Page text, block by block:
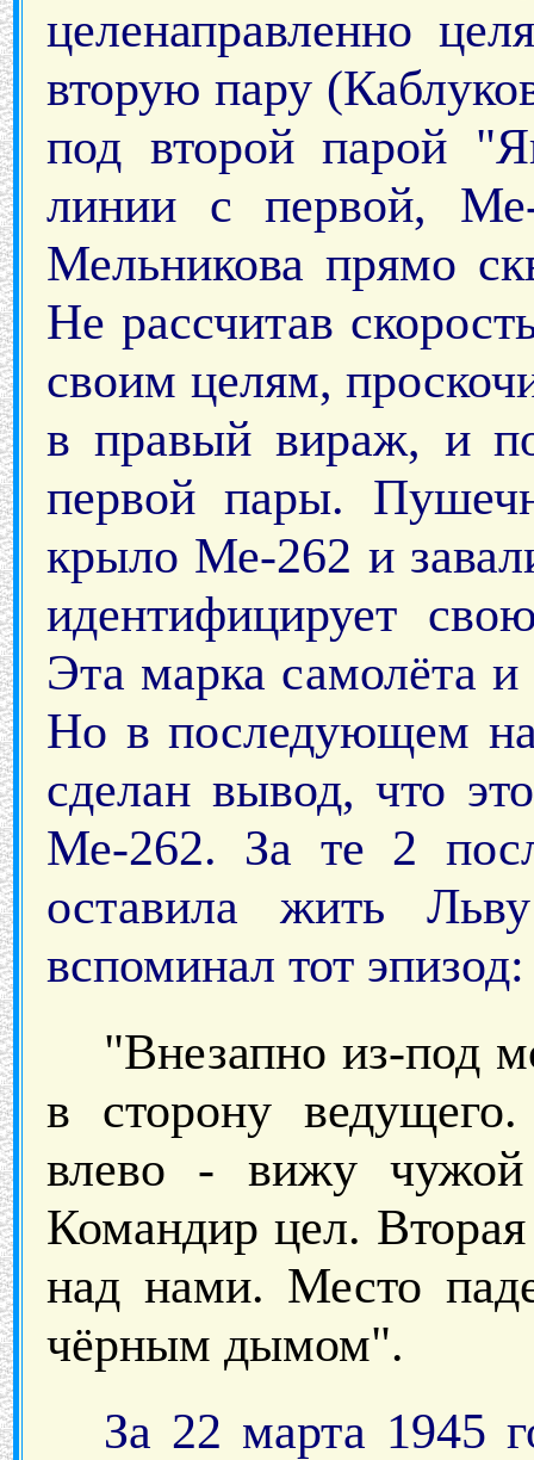
целенаправленно
вторую пару
под второй парой
линии с первой,
Мельникова прямо
Не рассчитав
своим целям,
в правый вираж, и
первой пары.
крыло Ме-262 и
идентифицирует
Эта марка самолёта
Но в последующем на
сделан вывод, что
Ме-262. За те 2
оставила жить
вспоминал тот эпизод:
"Внезапно из-под
в сторону
влево - вижу
Командир цел.
над нами. Место
чёрным дымом".
За 22 марта 1945